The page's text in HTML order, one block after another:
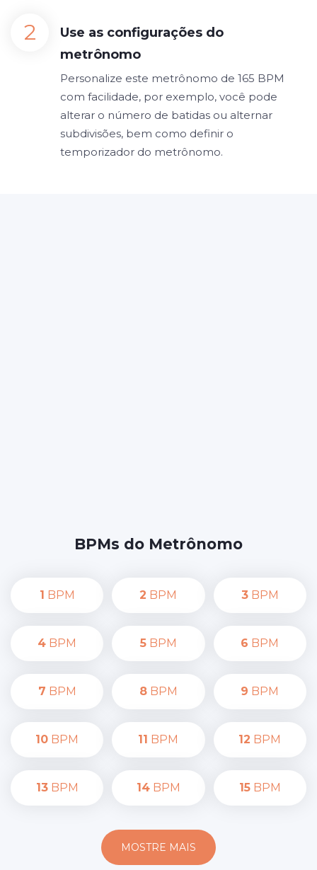
Use as configurações do
metrônomo
Personalize este metrônomo de 165 BPM
com facilidade, por exemplo, você pode
alterar o número de batidas ou alternar
subdivisões, bem como definir o
temporizador do metrônomo.
BPMs do Metrônomo
1 BPM 2 BPM 3BPM
4 BPM 5BPM 6 BPM
7 BPM 8BPM 9 BPM
10 BPM 11 BPM 12 BPM
13BPM 14BPM 15BPM
MOSTRE MAIS